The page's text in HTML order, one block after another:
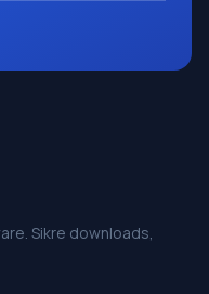
Sikre downloads,